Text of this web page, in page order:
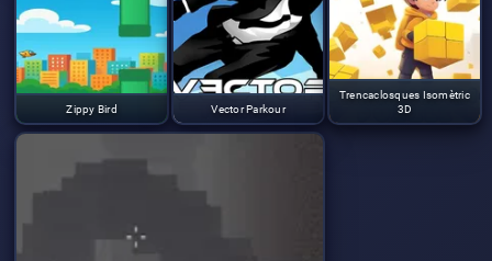
Zippy Bird Vector Parkour
Trencaclosques Isomètric
3D